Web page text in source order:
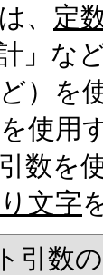
、 定
」など
）を
使用
数を
文字
引数